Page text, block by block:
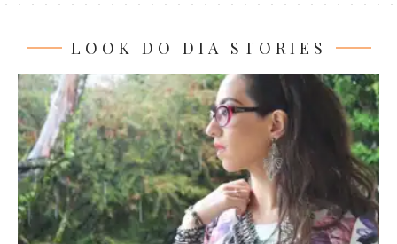
LOOK DO DIA STORIES